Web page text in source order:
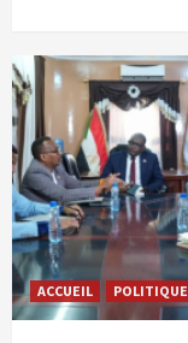
ACCUEIL POLITIQUE